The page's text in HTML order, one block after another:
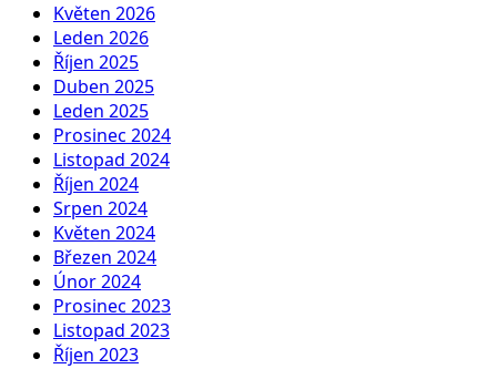
Květen 2026
Leden 2026
Říjen 2025
Duben 2025
Leden 2025
Prosinec 2024
Listopad 2024
Říjen 2024
Srpen 2024
Květen 2024
Březen 2024
Únor 2024
Prosinec 2023
Listopad 2023
Říjen 2023